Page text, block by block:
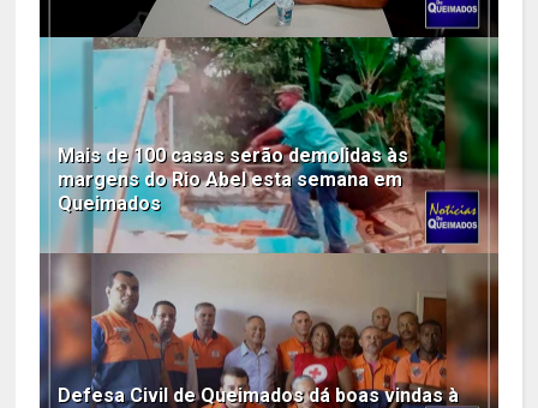
Mais de 100 casas serão demolidas às
margens do Rio Abel esta semana em
Queimados
Defesa Civil de Queimados dá boas vindas à